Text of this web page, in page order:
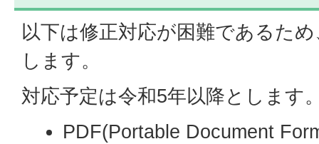
以下は修正対応が困難であるた
します。
対応予定は令和5年以降とします
PDF(Portable Document